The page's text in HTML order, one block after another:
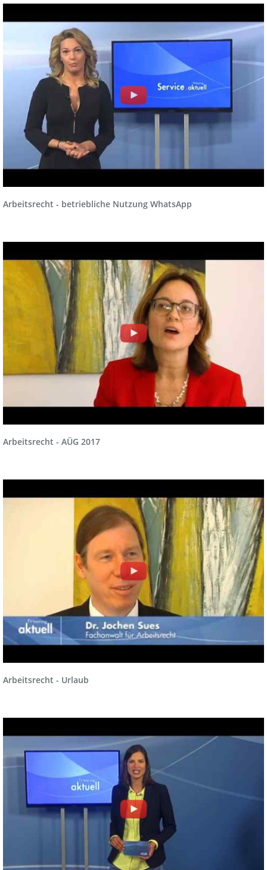
Arbeitsrecht - betriebliche Nutzung WhatsApp
Arbeitsrecht - AÜG 2017
Arbeitsrecht - Urlaub